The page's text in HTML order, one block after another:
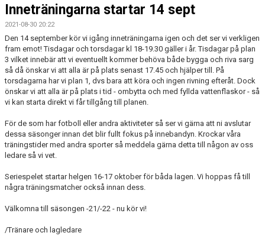
Inneträningarna startar 14 sept
2021-08-30 20:22
Den 14 september kör vi igång inneträningarna igen och det ser vi verkligen
fram emot! Tisdagar och torsdagar kl 18-19.30 gäller i år. Tisdagar på plan
3 vilket innebär att vi eventuellt kommer behöva både bygga och riva sarg
så då önskar vi att alla är på plats senast 17.45 och hjälper till. På
torsdagarna har vi plan 1, dvs bara att köra och ingen rivning efteråt. Dock
önskar vi att alla är på plats i tid - ombytta och med fyllda vattenflaskor - så
vi kan starta direkt vi får tillgång till planen.
För de som har fotboll eller andra aktiviteter så ser vi gärna att ni avslutar
dessa säsonger innan det blir fullt fokus på innebandyn. Krockar våra
träningstider med andra sporter så meddela gärna detta till någon av oss
ledare så vi vet.
Seriespelet startar helgen 16-17 oktober för båda lagen. Vi hoppas få till
några träningsmatcher också innan dess.
Välkomna till säsongen -21/-22 - nu kör vi!
/Tränare och lagledare